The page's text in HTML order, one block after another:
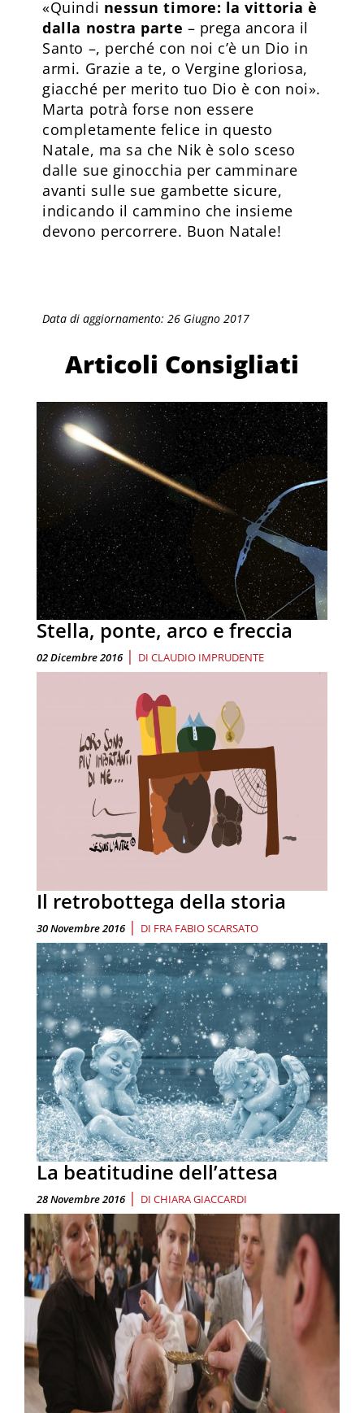
«Quindi nessun timore: la vittoria è
dalla nostra parte – prega ancora il
Santo –, perché con noi c’è un Dio in
armi. Grazie a te, o Vergine gloriosa,
giacché per merito tuo Dio è con noi».
Marta potrà forse non essere
completamente felice in questo
Natale, ma sa che Nik è solo sceso
dalle sue ginocchia per camminare
avanti sulle sue gambette sicure,
indicando il cammino che insieme
devono percorrere. Buon Natale!
Data di aggiornamento: 26 Giugno 2017
Articoli Consigliati
Stella, ponte, arco e freccia
02 Dicembre 2016 | DI CLAUDIO IMPRUDENTE
Il retrobottega della storia
30 Novembre 2016 | DI FRA FABIO SCARSATO
La beatitudine dell’attesa
28 Novembre 2016 | DI CHIARA GIACCARDI